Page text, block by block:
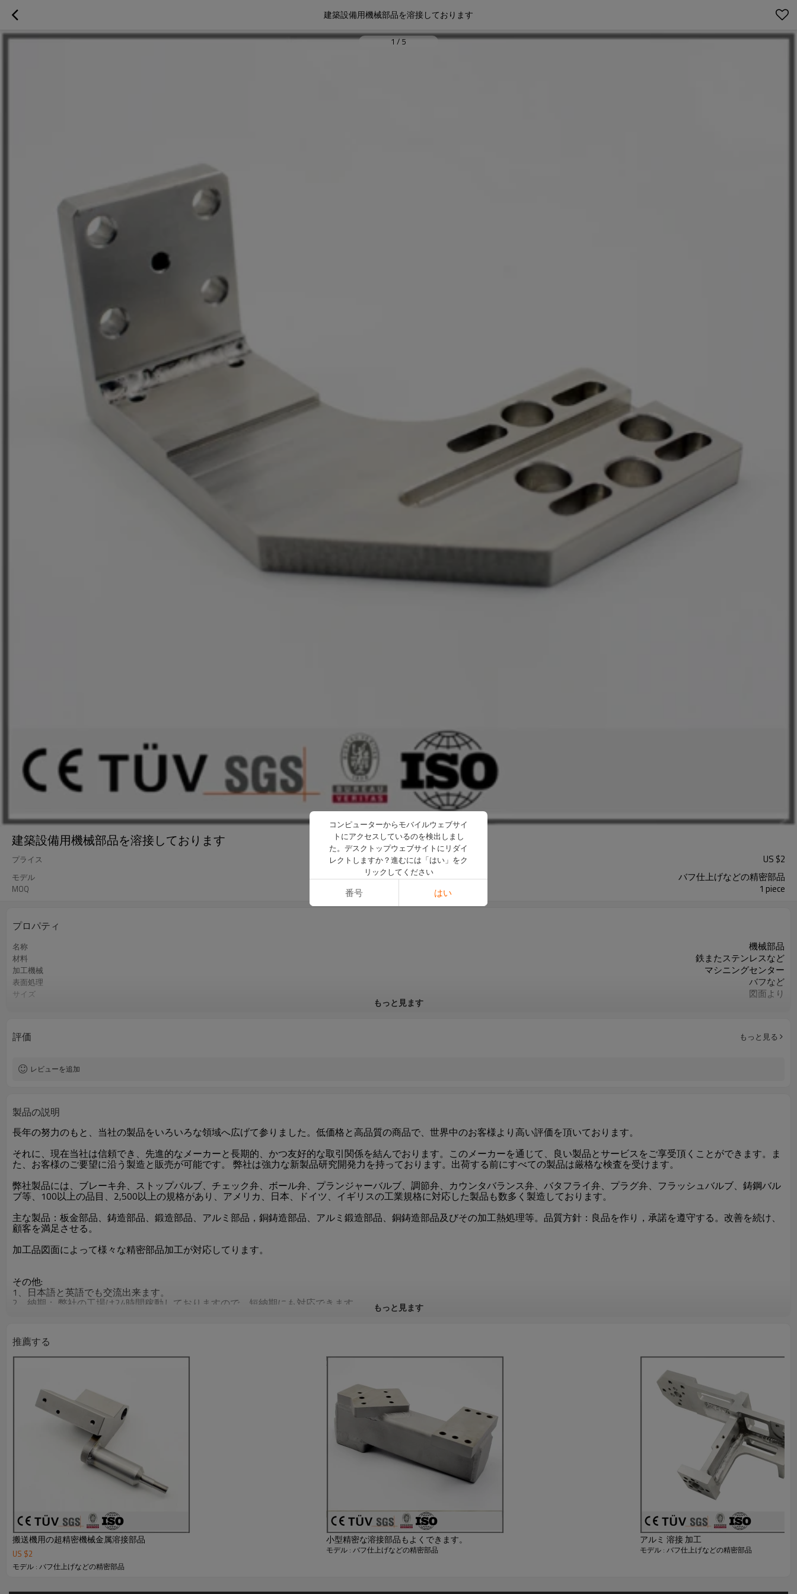
建築設備用機械部品を溶接しております
1 / 5
建築設備用機械部品を溶接しております
プライス US $2
モデル バフ仕上げなどの精密部品
MOQ 1 piece
プロパティ
名称 機械部品
材料 鉄またステンレスなど
加工機械 マシニングセンター
表面処理 バフなど
サイズ 図面より
色
QCコントロール 重要な寸法の100％検査
もっと見ます
評価 もっと見る
レビューを追加
製品の説明
長年の努力のもと、当社の製品をいろいろな領域へ広げて参りました。低価格と高品質の商品で、世界中のお客様より高い評価を頂いております。
それに、現在当社は信頼でき、先進的なメーカーと長期的、かつ友好的な取引関係を結んでおります。このメーカーを通じて、良い製品とサービスをご享受頂くことができます。ま
た、お客様のご要望に沿う製造と販売が可能です。 弊社は強力な新製品研究開発力を持っております。出荷する前にすべての製品は厳格な検査を受けます。
弊社製品には、ブレーキ弁、ストップバルブ、チェック弁、ボール弁、プランジャーバルブ、調節弁、カウンタバランス弁、バタフライ弁、プラグ弁、フラッシュバルブ、鋳鋼バル
ブ等、100以上の品目、2,500以上の規格があり、アメリカ、日本、ドイツ、イギリスの工業規格に対応した製品も数多く製造しております。
主な製品：板金部品、鋳造部品、鍛造部品、アルミ部品，銅鋳造部品、アルミ鍛造部品、銅鋳造部品及びその加工熱処理等。品質方針：良品を作り，承諾を遵守する。改善を続け、
顧客を満足させる。
加工品図面によって様々な精密部品加工が対応してります。
その他:
1、日本語と英語でも交流出来ます。
2、納期： 弊社の工場は24時間稼動しておりますので、短納期にも対応できます。
5．弊社は輸出ライセンスを持っております。
●詳しくはカタログをダウンロードもしくはお問い合わせ下さい。
もっと見ます
推薦する
搬送機用の超精密機械金属溶接部品
US $2
モデル : バフ仕上げなどの精密部品
小型精密な溶接部品もよくできます。
モデル : バフ仕上げなどの精密部品
アルミ 溶接 加工
モデル : バフ仕上げなどの精密部品
コンピューターからモバイルウェブサイ
トにアクセスしているのを検出しまし
た。デスクトップウェブサイトにリダイ
レクトしますか？進むには「はい」をク
リックしてください
番号 はい